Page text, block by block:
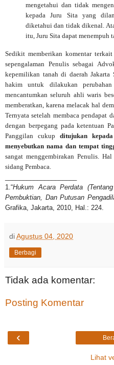
mengetahui dan tidak
kepada Juru Sita yang
diketahui dan tidak dikenal.
itu, Juru Sita dapat menempuh
Sedikit memberikan komentar
sepengalaman Penulis sebagai
kepemilikan tanah di daerah
hakim untuk dilakukan
mencantumkan seluruh ahli waris
memberatkan, karena melacak hal
Ternyata setelah membaca pendapat
dengan berpegang pada ketentuan
Panggilan cukup ditujukan
menyebutkan nama dan tempat
sangat menggembirakan Penulis.
sidang Pembaca.
1.“Hukum Acara Perdata
Pembuktian, Dan Putusan
Grafika, Jakarta, 2010, Hal.: 224.
diAgustus 04, 2020
Berbagi
Tidak ada komentar:
Posting Komentar
‹
Lihat